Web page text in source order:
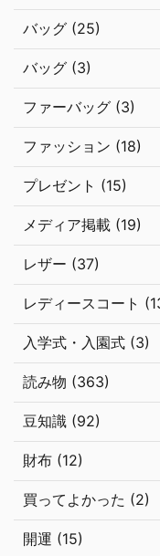
バッグ (25)
バッグ (3)
ファーバッグ (3)
ファッション (18)
プレゼント (15)
メディア掲載 (19)
レザー (37)
レディースコート
入学式・入園式 (3)
読み物 (363)
豆知識 (92)
財布 (12)
買ってよかった (2)
開運 (15)